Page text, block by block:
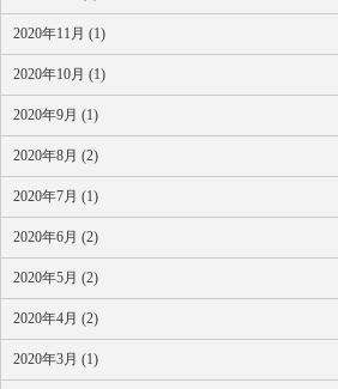
2020年11月 (1)
2020年10月 (1)
2020年9月 (1)
2020年8月 (2)
2020年7月 (1)
2020年6月 (2)
2020年5月 (2)
2020年4月 (2)
2020年3月 (1)